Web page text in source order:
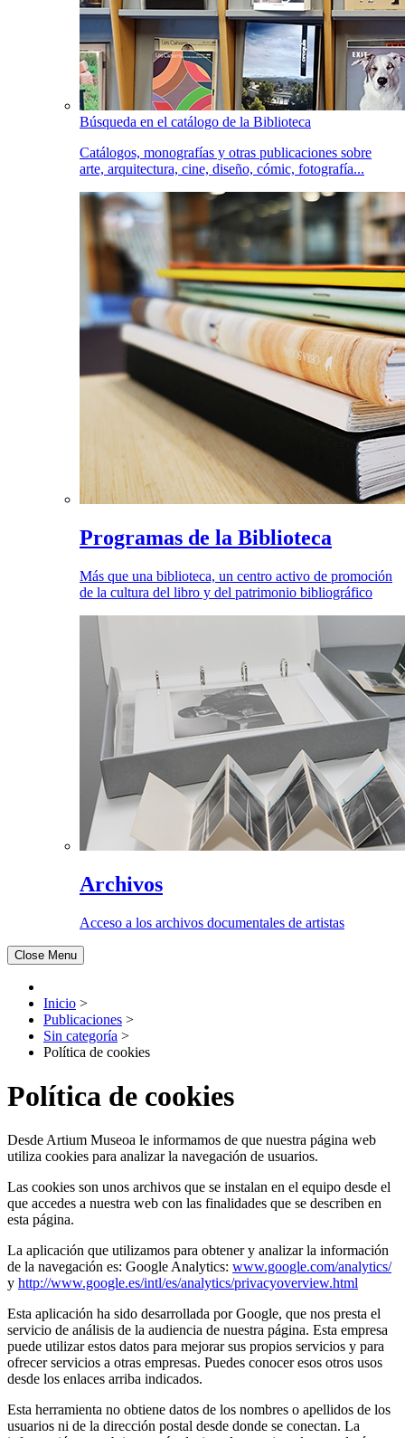
Búsqueda en el catálogo de la Biblioteca
Catálogos, monografías y otras publicaciones sobre
arte, arquitectura, cine, diseño, cómic, fotografía...
Programas de la Biblioteca
Más que una biblioteca, un centro activo de promoción
de la cultura del libro y del patrimonio bibliográfico
Archivos
Acceso a los archivos documentales de artistas
Close Menu
Inicio >
Publicaciones >
Sin categoría >
Política de cookies
Política de cookies
Desde Artium Museoa le informamos de que nuestra página web
utiliza cookies para analizar la navegación de usuarios.
Las cookies son unos archivos que se instalan en el equipo desde el
que accedes a nuestra web con las finalidades que se describen en
esta página.
La aplicación que utilizamos para obtener y analizar la información
de la navegación es: Google Analytics: www.google.com/analytics/
y http://www.google.es/intl/es/analytics/privacyoverview.html
Esta aplicación ha sido desarrollada por Google, que nos presta el
servicio de análisis de la audiencia de nuestra página. Esta empresa
puede utilizar estos datos para mejorar sus propios servicios y para
ofrecer servicios a otras empresas. Puedes conocer esos otros usos
desde los enlaces arriba indicados.
Esta herramienta no obtiene datos de los nombres o apellidos de los
usuarios ni de la dirección postal desde donde se conectan. La